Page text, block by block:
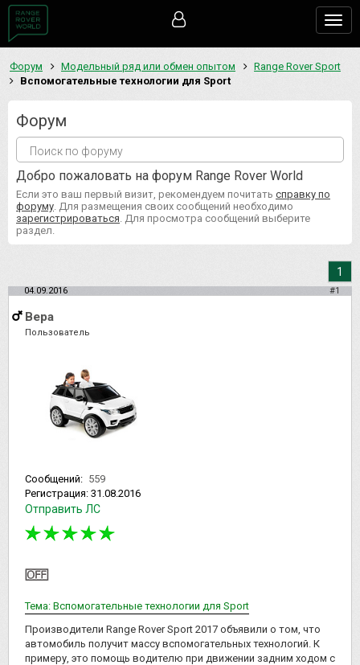
Форум Модельный ряд или обмен опытом
Range Rover Sport
Вспомогательные технологии для Sport
Форум
Добро пожаловать на форум Range Rover World
Если это ваш первый визит, рекомендуем почитать справку по
форуму . Для размещения своих сообщений необходимо
зарегистрироваться . Для просмотра сообщений выберите
раздел.
1
04.09.2016 #1
Вера
Пользователь
Сообщений: 559
Регистрация: 31.08.2016
Отправить ЛС
Тема: Вспомогательные технологии для Sport
Производители Range Rover Sport 2017 объявили о том, что
автомобиль получит массу вспомогательных технологий. К
примеру, это помощь водителю при движении задним ходом с